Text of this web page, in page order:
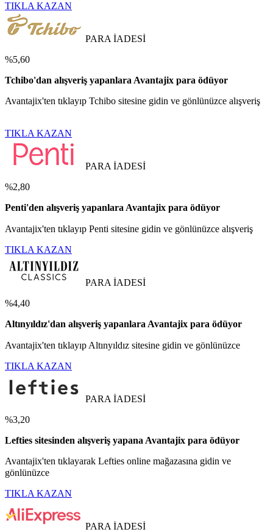
TIKLA KAZAN
PARA İADESİ
%5,60
Tchibo'dan alışveriş yapanlara Avantajix para ödüyor
Avantajix'ten tıklayıp Tchibo sitesine gidin ve gönlünüzce alışveriş
TIKLA KAZAN
PARA İADESİ
%2,80
Penti'den alışveriş yapanlara Avantajix para ödüyor
Avantajix'ten tıklayıp Penti sitesine gidin ve gönlünüzce alışveriş
TIKLA KAZAN
PARA İADESİ
%4,40
Altınyıldız'dan alışveriş yapanlara Avantajix para ödüyor
Avantajix'ten tıklayıp Altınyıldız sitesine gidin ve gönlünüzce
TIKLA KAZAN
PARA İADESİ
%3,20
Lefties sitesinden alışveriş yapana Avantajix para ödüyor
Avantajix'ten tıklayarak Lefties online mağazasına gidin ve
gönlünüzce
TIKLA KAZAN
PARA İADESİ